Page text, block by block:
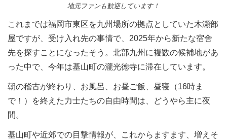
地元ファンも歓迎しています！
これまでは福岡市東区を九州場所の拠点としていた木瀬部
屋ですが、受け入れ先の事情で、2025年から新たな宿舎
先を探すことになったそう。北部九州に複数の候補地があ
った中で、今年は基山町の瀧光徳寺に滞在しています。
朝の稽古が終わり、お風呂、お昼ご飯、昼寝（16時ま
で！）を終えた力士たちの自由時間は、どうやら主に夜
間。
基山町や近郊での目撃情報が、これからますます、増えそ